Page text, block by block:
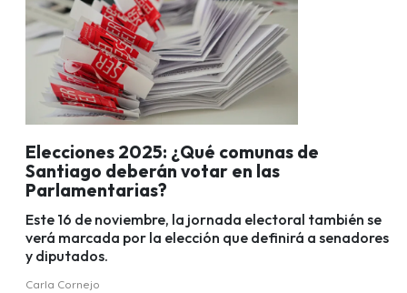
Elecciones 2025: ¿Qué comunas de
Santiago deberán votar en las
Parlamentarias?
Este 16 de noviembre, la jornada electoral también se
verá marcada por la elección que definirá a senadores
y diputados.
Carla Cornejo